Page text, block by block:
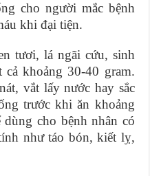
cho người mắc bệnh
khi đại tiện.
tươi, lá ngãi cứu, sinh
khoảng 30-40 gram.
vắt lấy nước hay sắc
trước khi ăn khoảng
cho bệnh nhân có
như táo bón, kiết lỵ,